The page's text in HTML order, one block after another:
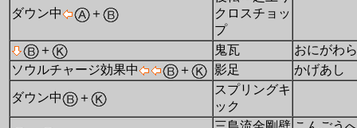
ダウン中 ＋
クロスチョッ
プ
＋
鬼瓦
おにがわら
ソウルチャージ効果中
＋ 影足 かげあし
ダウン中 ＋
スプリングキ
ック